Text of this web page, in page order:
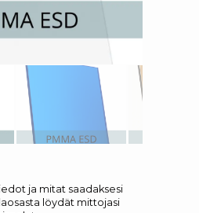
ja mitat saadaksesi
löydät mittojasi